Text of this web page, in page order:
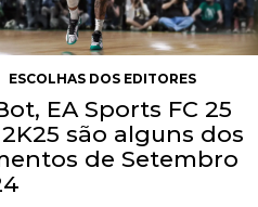
ESCOLHAS DOS EDITORES
EA Sports FC 25
são alguns dos
de Setembro